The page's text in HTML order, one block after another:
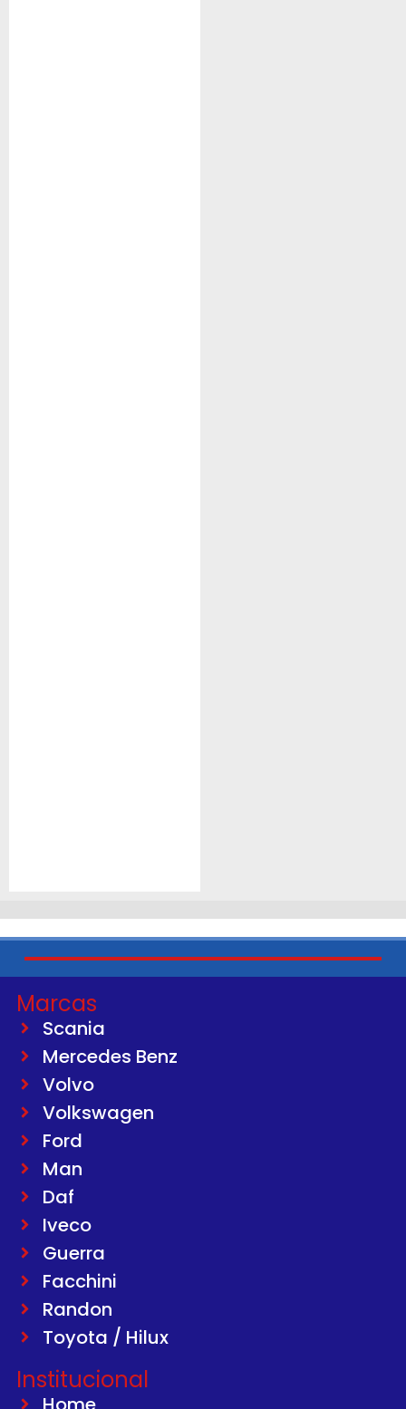
Marcas
Scania
Mercedes Benz
Volvo
Volkswagen
Ford
Man
Daf
Iveco
Guerra
Facchini
Randon
Toyota / Hilux
Institucional